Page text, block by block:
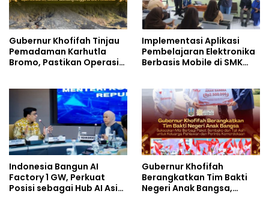
Gubernur Khofifah Tinjau
Pemadaman Karhutla
Bromo, Pastikan Operasi
Implementasi Aplikasi
Pembelajaran Elektronika
Berbasis Mobile di SMK
dan Inovasi Pembelajaran
Indonesia Bangun AI
Factory 1 GW, Perkuat
Posisi sebagai Hub AI Asia
Gubernur Khofifah
Berangkatkan Tim Bakti
Negeri Anak Bangsa,